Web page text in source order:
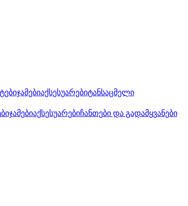
ჯამებიაქსესუარებიტანსაცმელი
ჯამებიაქსესუარებიჩანთები და გადამყვანები